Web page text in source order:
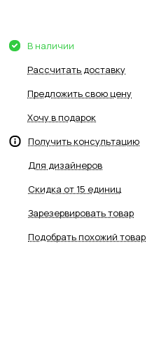
В наличии
Рассчитать доставку
Предложить свою цену
Хочу в подарок
Получить консультацию
Для дизайнеров
Скидка от 15 единиц
Зарезервировать товар
Подобрать похожий товар